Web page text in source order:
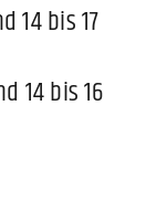
bis 17
bis 16